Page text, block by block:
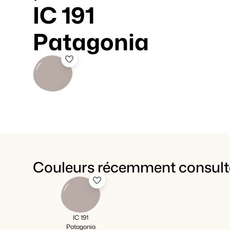
IC 191
Patagonia
Couleurs récemment
IC 191
Patagonia